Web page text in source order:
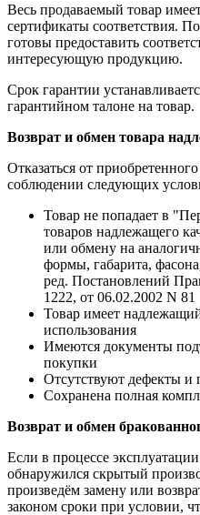
Весь продаваемый товар
сертификаты соответствия.
готовы предоставить
интересующую продукцию.
Срок гарантии
гарантийном талоне на товар.
Возврат и обмен товара
Отказаться от
соблюдении следующих
Товар не попадает в
товаров надлежащего
или обмену на
формы, габарита,
ред. Постановлений
1222, от 06.02.2002 N 81
Товар имеет
использования
Имеются документы
покупки
Отсутствуют дефекты и
Сохранена полная
Возврат и обмен
Если в процессе
обнаружился скрытый
произведём замену или
законом сроки при условии,